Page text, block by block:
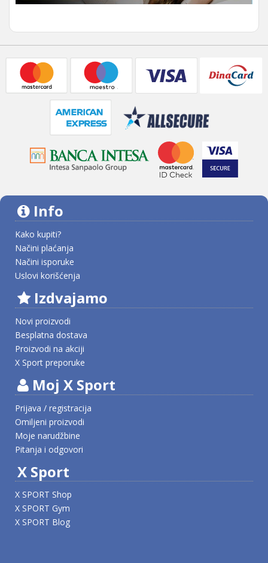
Info
Kako kupiti?
Načini plaćanja
Načini isporuke
Uslovi korišćenja
Izdvajamo
Novi proizvodi
Besplatna dostava
Proizvodi na akciji
X Sport preporuke
Moj X Sport
Prijava / registracija
Omiljeni proizvodi
Moje narudžbine
Pitanja i odgovori
X Sport
X SPORT Shop
X SPORT Gym
X SPORT Blog